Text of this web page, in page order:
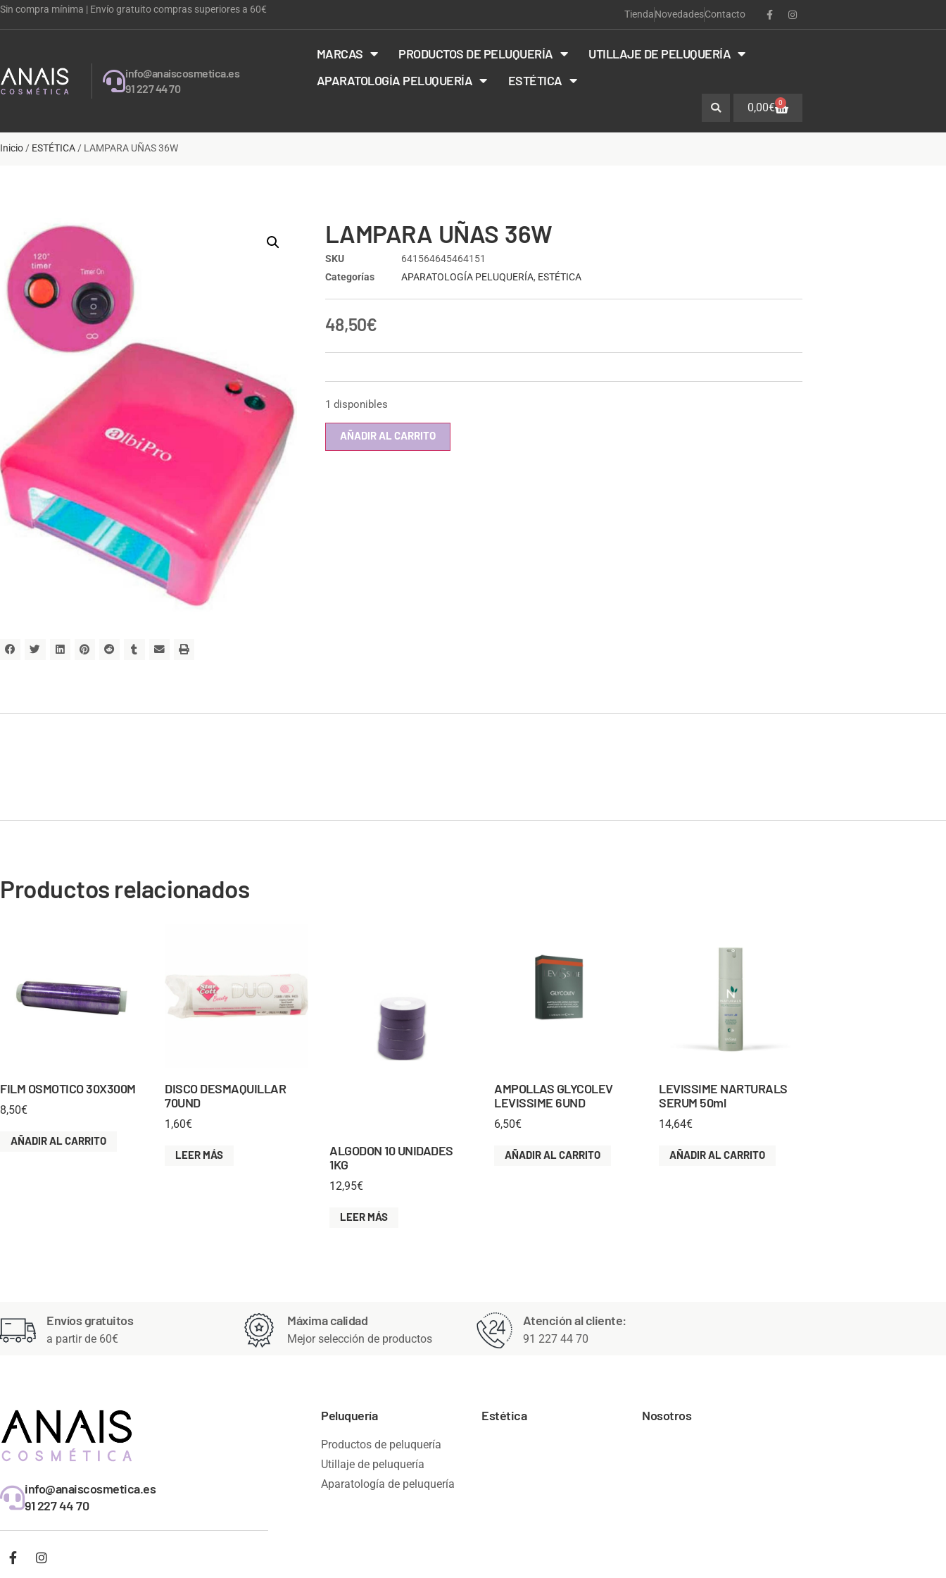
Sin compra mínima | Envío gratuito compras superiores a 60€ TiendaNovedadesContacto
info@anaiscosmetica.es
91 227 44 70
MARCAS PRODUCTOS DE PELUQUERÍA
UTILLAJE DE PELUQUERÍA
APARATOLOGÍA PELUQUERÍA
ESTÉTICA
0,00€ 0
Inicio/ ESTÉTICA/ LAMPARA UÑAS 36W
LAMPARA UÑAS 36W
SKU
641564645464151
Categorías
APARATOLOGÍA PELUQUERÍA, ESTÉTICA
48,50€
1 disponibles
AÑADIR AL CARRITO
Productos relacionados
FILM OSMOTICO 30X300M
8,50€
AÑADIR AL CARRITO
DISCO DESMAQUILLAR
70UND
1,60€
LEER MÁS
ALGODON 10 UNIDADES
1KG
12,95€
LEER MÁS
AMPOLLAS GLYCOLEV
LEVISSIME 6UND
6,50€
AÑADIR AL CARRITO
LEVISSIME NARTURALS
SERUM 50ml
14,64€
AÑADIR AL CARRITO
Envíos gratuitos
a partir de 60€
Máxima calidad
Mejor selección de productos
Atención al cliente:
91 227 44 70
info@anaiscosmetica.es
91 227 44 70
Peluquería
Productos de peluquería
Utillaje de peluquería
Aparatología de peluquería
Estética Nosotros